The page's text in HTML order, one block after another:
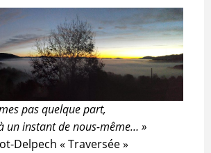
pas quelque part,
un instant de nous-même… »
Delpech « Traversée »